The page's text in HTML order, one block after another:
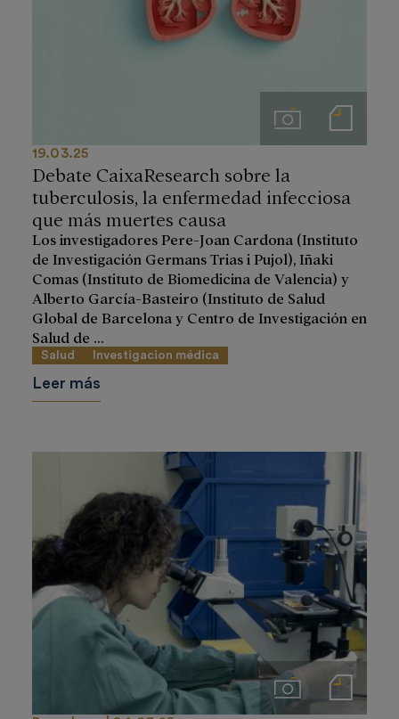
ImágenesNotas de prensa
19.03.25
Debate CaixaResearch sobre la
tuberculosis, la enfermedad infecciosa
que más muertes causa
Los investigadores Pere-Joan Cardona (Instituto
de Investigación Germans Trias i Pujol), Iñaki
Comas (Instituto de Biomedicina de Valencia) y
Alberto García-Basteiro (Instituto de Salud
Global de Barcelona y Centro de Investigación en
Salud de ...
Salud Investigacion médica
Leer más
ImágenesNotas de prensa